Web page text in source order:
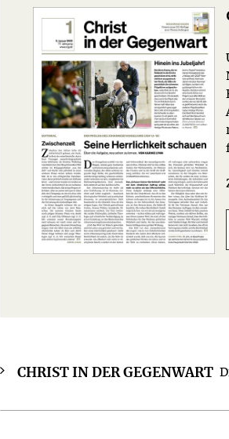
CHRIST IN DER GEGENWART